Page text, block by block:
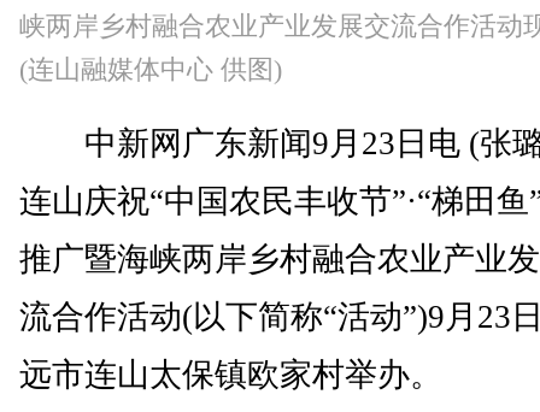
峡两岸乡村融合农业产业发展交流合作活动
(连山融媒体中心 供图)
中新网广东新闻9月23日电 (张
连山庆祝“中国农民丰收节”·“梯田鱼
推广暨海峡两岸乡村融合农业产业
流合作活动(以下简称“活动”)9月23
远市连山太保镇欧家村举办。